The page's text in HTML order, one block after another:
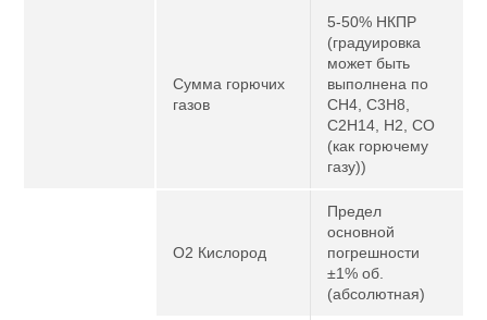
Сумма горючих
газов
5-50% НКПР
(градуировка
может быть
выполнена по
CH4, C3H8,
C2H14, H2, CO
(как горючему
газу))
O2 Кислород
Предел
основной
погрешности
±1% об.
(абсолютная)